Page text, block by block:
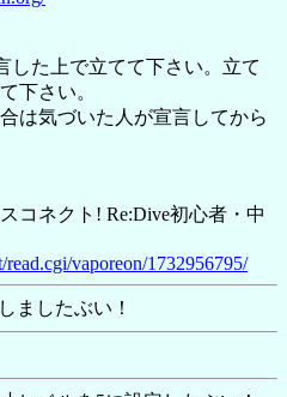
した上で立てて下さい。立て
下さい。
は気づいた人が宣言してから
コネクト! Re:Dive初心者・中
vaporeon/1732956795/
ましたぶい！